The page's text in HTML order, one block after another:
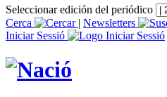
Seleccionar edición del periódico
Cerca
| Newsletters
Iniciar Sessió